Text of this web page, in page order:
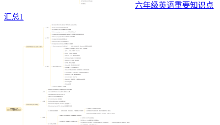
六年级英语重要知识点
汇总1